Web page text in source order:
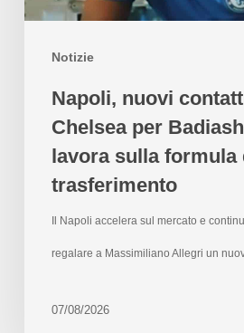
Notizie
Napoli, nuovi
Chelsea per
lavora sulla formula
trasferimento
Il Napoli accelera sul mercato e
regalare a Massimiliano Allegri un
07/08/2026